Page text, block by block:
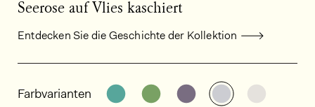
Seerose auf Vlies kaschiert
Entdecken Sie die Geschichte der Kollektion
Allgemeine Produktinformationen
Farbvarianten Weitere Varianten entdecken:
Weitere Varianten
Weitere Varianten
Weitere